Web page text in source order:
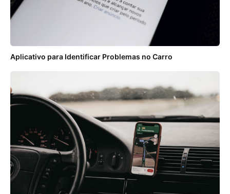
Aplicativo para Identificar Problemas no Carro